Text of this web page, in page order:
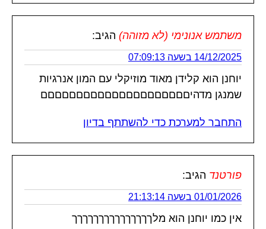
משתמש אנונימי (לא מזוהה) הגיב:
14/12/2025 בשעה 07:09:13
יוחנן הוא קלידן מאוד מוזיקלי עם המון אנרגיות
שמנגן מדהיםםםםםםםםםםםםםםםםםםםםם
התחבר למערכת כדי להשתתף בדיון
פורטנד הגיב:
01/01/2026 בשעה 21:13:14
אין כמו יוחנן הוא מלךךךךךךךךךךךךךךך